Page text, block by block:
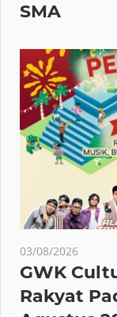
SMA
03/08/2026
GWK
Rakyat